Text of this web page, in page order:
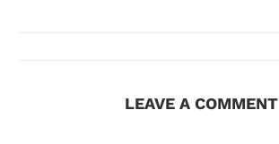
LEAVE A COMMENT